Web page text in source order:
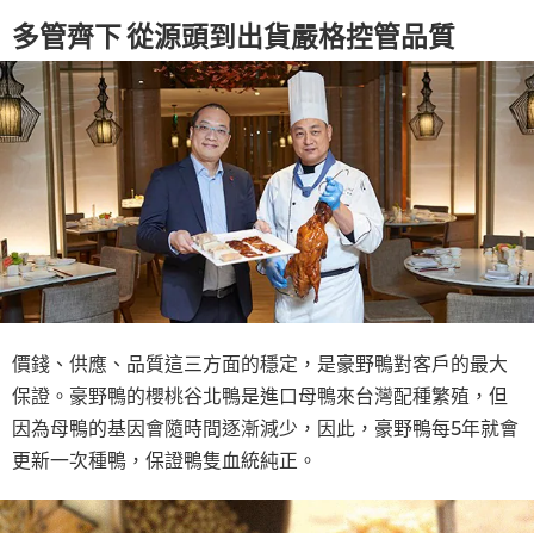
多管齊下 從源頭到出貨嚴格控管品質
價錢、供應、品質這三方面的穩定，是豪野鴨對客戶的最大
保證。豪野鴨的櫻桃谷北鴨是進口母鴨來台灣配種繁殖，但
因為母鴨的基因會隨時間逐漸減少，因此，豪野鴨每5年就會
更新一次種鴨，保證鴨隻血統純正。